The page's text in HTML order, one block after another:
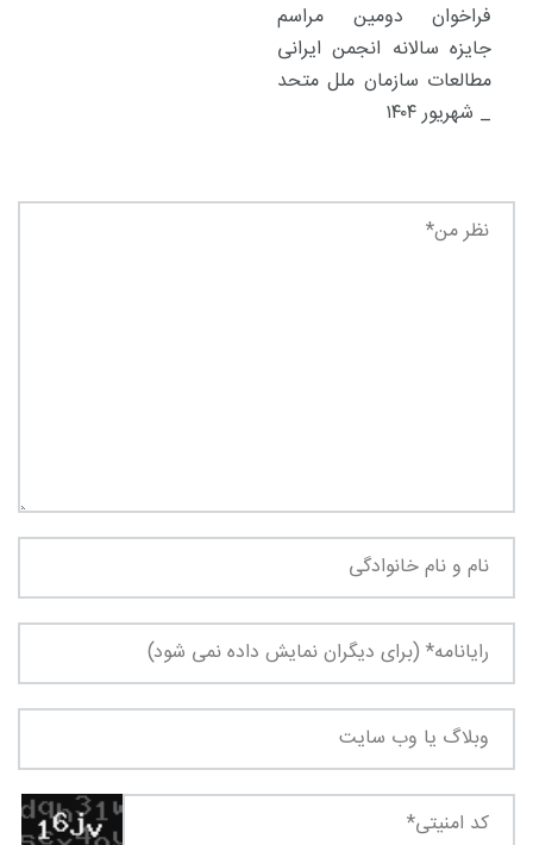
فراخوان دومین مراسم
جایزه سالانه انجمن ایرانی
مطالعات سازمان ملل متحد
_ شهریور ۱۴۰۴